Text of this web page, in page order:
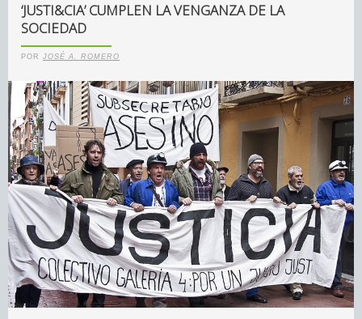
‘JUSTI&CIA’ CUMPLEN LA VENGANZA DE LA
SOCIEDAD
POR JOSÉ A. ROMERO